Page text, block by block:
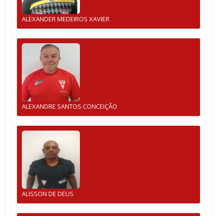
ALEXANDER MEDEIROS XAVIER
ALEXANDRE SANTOS CONCEIÇÃO
ALISSON DE DEUS